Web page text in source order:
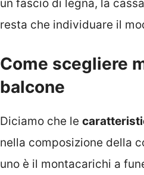
un fascio di legna, la
resta che individuare il
Come scegliere
balcone
Diciamo che le
nella composizione della
uno è il montacarichi a